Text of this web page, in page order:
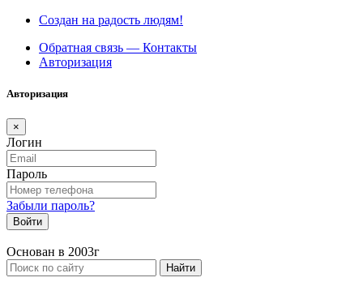
Создан на радость людям!
Обратная связь — Контакты
Авторизация
Авторизация
×
Логин
Пароль
Забыли пароль?
Войти
Основан в 2003г
Найти